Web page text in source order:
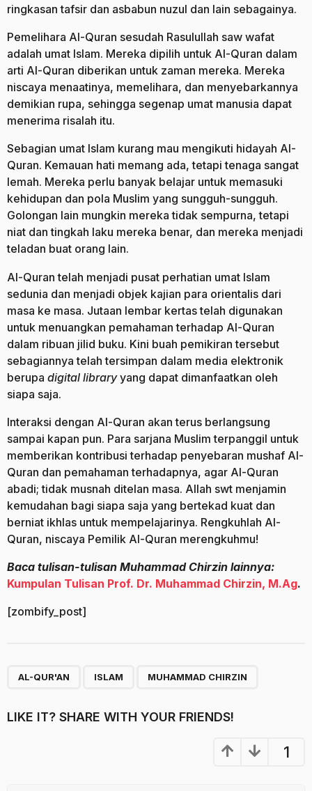
ringkasan tafsir dan asbabun nuzul dan lain sebagainya.
Pemelihara Al-Quran sesudah Rasulullah saw wafat
adalah umat Islam. Mereka dipilih untuk Al-Quran dalam
arti Al-Quran diberikan untuk zaman mereka. Mereka
niscaya menaatinya, memelihara, dan menyebarkannya
demikian rupa, sehingga segenap umat manusia dapat
menerima risalah itu.
Sebagian umat Islam kurang mau mengikuti hidayah Al-
Quran. Kemauan hati memang ada, tetapi tenaga sangat
lemah. Mereka perlu banyak belajar untuk memasuki
kehidupan dan pola Muslim yang sungguh-sungguh.
Golongan lain mungkin mereka tidak sempurna, tetapi
niat dan tingkah laku mereka benar, dan mereka menjadi
teladan buat orang lain.
Al-Quran telah menjadi pusat perhatian umat Islam
sedunia dan menjadi objek kajian para orientalis dari
masa ke masa. Jutaan lembar kertas telah digunakan
untuk menuangkan pemahaman terhadap Al-Quran
dalam ribuan jilid buku. Kini buah pemikiran tersebut
sebagiannya telah tersimpan dalam media elektronik
berupa digital libraryyang dapat dimanfaatkan oleh
siapa saja.
Interaksi dengan Al-Quran akan terus berlangsung
sampai kapan pun. Para sarjana Muslim terpanggil untuk
memberikan kontribusi terhadap penyebaran mushaf Al-
Quran dan pemahaman terhadapnya, agar Al-Quran
abadi; tidak musnah ditelan masa. Allah swt menjamin
kemudahan bagi siapa saja yang bertekad kuat dan
berniat ikhlas untuk mempelajarinya. Rengkuhlah Al-
Quran, niscaya Pemilik Al-Quran merengkuhmu!
Baca tulisan-tulisan Muhammad Chirzin lainnya:
Kumpulan Tulisan Prof. Dr. Muhammad Chirzin, M.Ag.
[zombify_post]
AL-QUR'AN ISLAM MUHAMMAD CHIRZIN
LIKE IT? SHARE WITH YOUR FRIENDS!
1